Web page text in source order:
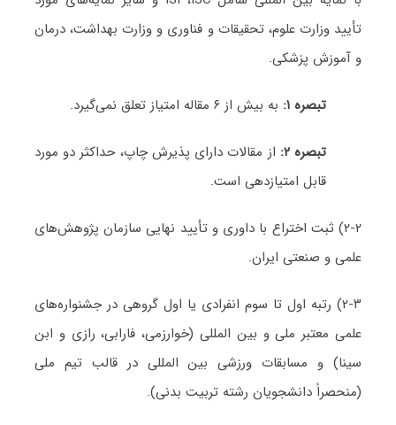
تأیید وزارت علوم، تحقیقات و فناوری و وزارت بهداشت، درمان
و آموزش پزشکی.
تبصره ۱: به بیش از ۶ مقاله امتیاز تعلق نمی‌گیرد.
تبصره ۲:
از مقالات دارای پذیرش چاپ، حداکثر دو مورد
قابل امتیازدهی است.
۲-۲) ثبت اختراع با داوری و تأیید نهایی سازمان پژوهش‌های
علمی و صنعتی ایران.
۲-۳) رتبه اول تا سوم انفرادی یا اول گروهی در جشنواره‌های
علمی معتبر ملی و بین المللی (خوارزمی، فارابی، رازی و ابن
سینا) و مسابقات ورزشی بین المللی در قالب تیم ملی
(منحصراً دانشجویان رشته تربیت بدنی).